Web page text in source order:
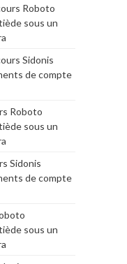
Roboto
sous un
Sidonis
de compte
Roboto
sous un
Sidonis
de compte
sous un